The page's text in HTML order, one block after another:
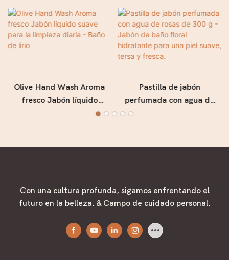
Olive Hand Wash Aroma
fresco Jabón líquido
suave para la limpieza
Pastilla de jabón
perfumada con agua de
rosas de 300 g - Jabón de
Con una cultura profunda, sigamos enfrentando el
futuro en la belleza. & Campo de cuidado personal.